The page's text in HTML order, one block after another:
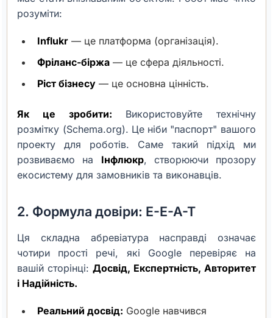
розуміти:
Influkr — це платформа (організація).
Фріланс-біржа — це сфера діяльності.
Ріст бізнесу — це основна цінність.
Як це зробити: Використовуйте технічну
розмітку (Schema.org). Це ніби "паспорт" вашого
проекту для роботів. Саме такий підхід ми
розвиваємо на Інфлюкр, створюючи прозору
екосистему для замовників та виконавців.
2. Формула довіри: E-E-A-T
Ця складна абревіатура насправді означає
чотири прості речі, які Google перевіряє на
вашій сторінці: Досвід, Експертність, Авторитет
і Надійність.
Реальний досвід: Google навчився